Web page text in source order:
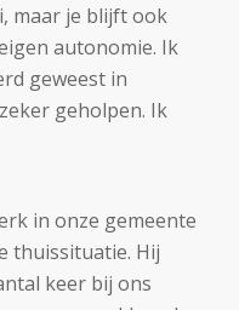
maar je blijft ook
autonomie. Ik
geweest in
geholpen. Ik
in onze gemeente
thuissituatie. Hij
keer bij ons